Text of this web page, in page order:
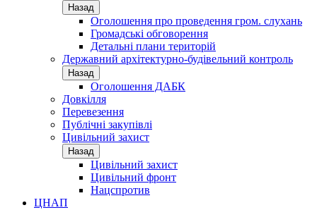
Назад
Оголошення про проведення гром. слухань
Громадські обговорення
Детальні плани територій
Державний архітектурно-будівельний контроль
Назад
Оголошення ДАБК
Довкілля
Перевезення
Публічні закупівлі
Цивільний захист
Назад
Цивільний захист
Цивільний фронт
Нацспротив
ЦНАП